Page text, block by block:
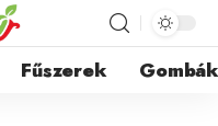
Fűszerek Gombák